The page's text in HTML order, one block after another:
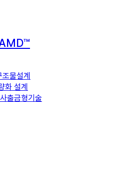
물설계
화 설계
출금형기술